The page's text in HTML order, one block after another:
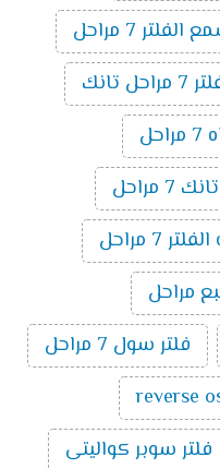
الفلتر 7 مراحل
مراحل
مراحل
فلتر سول 7 مراحل
فلتر سوبر كواليتى